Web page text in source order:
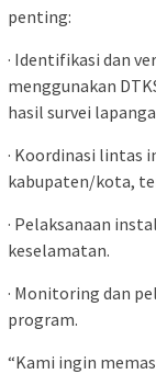
penting:
· Identifikasi dan
menggunakan
hasil survei
· Koordinasi lintas
kabupaten/kota,
· Pelaksanaan
keselamatan.
· Monitoring dan
program.
“Kami ingin